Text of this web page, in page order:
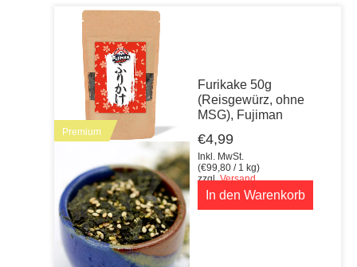
Premium
Furikake 50g
(Reisgewürz, ohne
MSG), Fujiman
€4,99
Inkl. MwSt.
(€99,80 / 1 kg)
zzgl.Versand
In den Warenkorb